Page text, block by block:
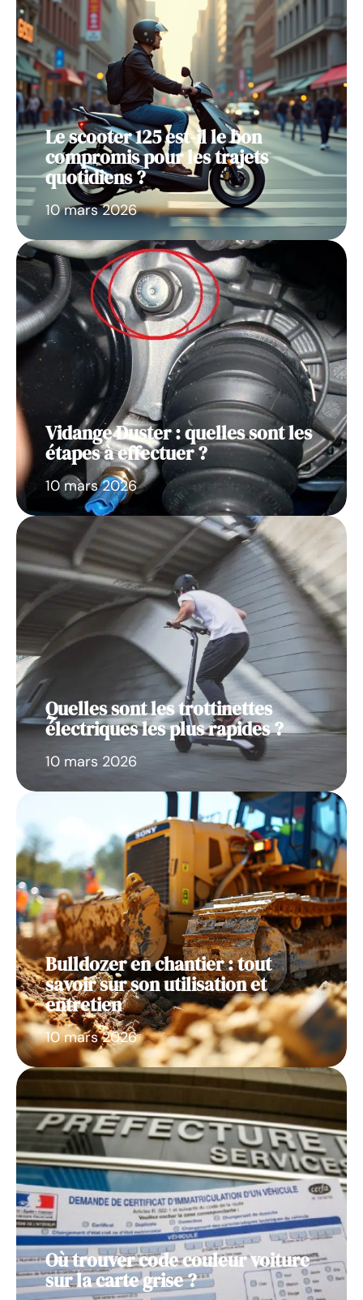
Le scooter 125 est-il le bon
compromis pour les trajets
quotidiens ?
10 mars 2026
Vidange Duster : quelles sont les
étapes à effectuer ?
10 mars 2026
Quelles sont les trottinettes
électriques les plus rapides ?
10 mars 2026
Bulldozer en chantier : tout
savoir sur son utilisation et
entretien
10 mars 2026
Où trouver code couleur voiture
sur la carte grise ?